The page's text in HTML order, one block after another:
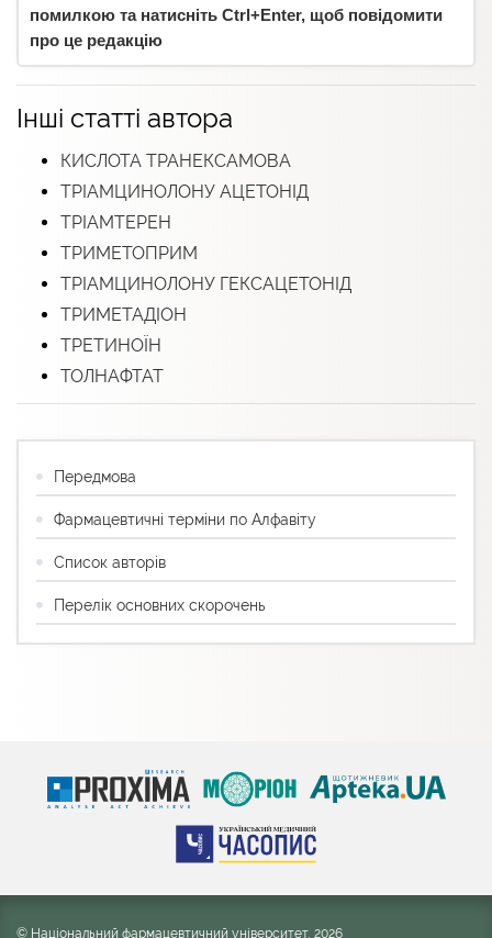
помилкою та натисніть Ctrl+Enter, щоб повідомити
про це редакцію
Інші статті автора
КИСЛОТА ТРАНЕКСАМОВА
ТРІАМЦИНОЛОНУ АЦЕТОНІД
ТРІАМТЕРЕН
ТРИМЕТОПРИМ
ТРІАМЦИНОЛОНУ ГЕКСАЦЕТОНІД
ТРИМЕТАДІОН
ТРЕТИНОЇН
ТОЛНАФТАТ
Передмова
Фармацевтичні терміни по Алфавіту
Список авторів
Перелік основних скорочень
© Національний фармацевтичний університет, 2026